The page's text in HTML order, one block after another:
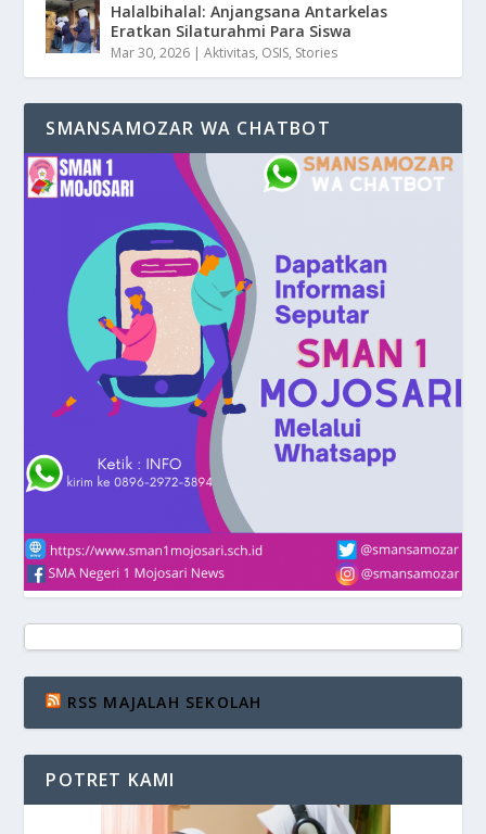
Halalbihalal: Anjangsana Antarkelas
Eratkan Silaturahmi Para Siswa
Mar 30, 2026 |Aktivitas, OSIS, Stories
SMANSAMOZAR WA CHATBOT
RSS MAJALAH SEKOLAH
POTRET KAMI